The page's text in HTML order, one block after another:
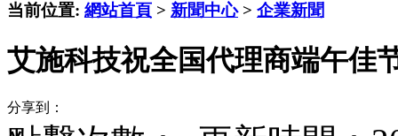
当前位置: 網站首頁 > 新聞中心> 企業新聞
艾施科技祝全国代理商端午佳
分享到：